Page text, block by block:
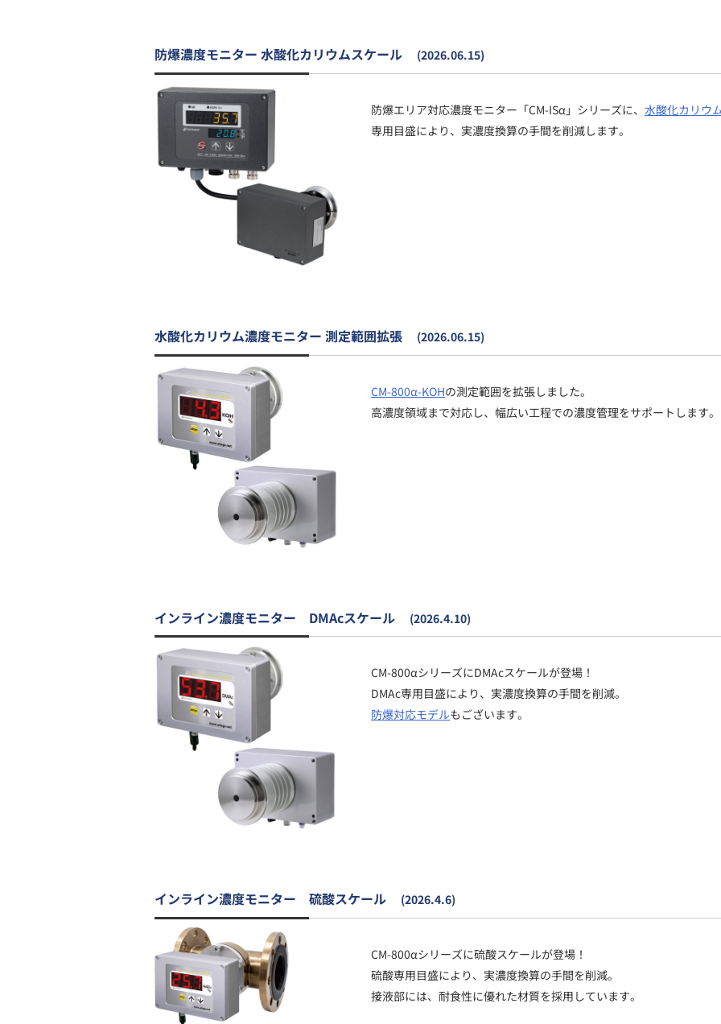
防爆濃度モニター 水酸化カリウムスケール (2026.06.15)
防爆エリア対応濃度モニター「CM-ISα」シリーズに、水酸化カリウ
専用目盛により、実濃度換算の手間を削減します。
水酸化カリウム濃度モニター 測定範囲拡張 (2026.06.15)
CM-800α-KOHの測定範囲を拡張しました。
高濃度領域まで対応し、幅広い工程での濃度管理をサポートします。
インライン濃度モニター DMAcスケール (2026.4.10)
CM-800αシリーズにDMAcスケールが登場！
DMAc専用目盛により、実濃度換算の手間を削減。
防爆対応モデルもございます。
インライン濃度モニター 硫酸スケール (2026.4.6)
CM-800αシリーズに硫酸スケールが登場！
硫酸専用目盛により、実濃度換算の手間を削減。
接液部には、耐食性に優れた材質を採用しています。